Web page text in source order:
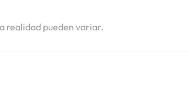
realidad pueden variar.